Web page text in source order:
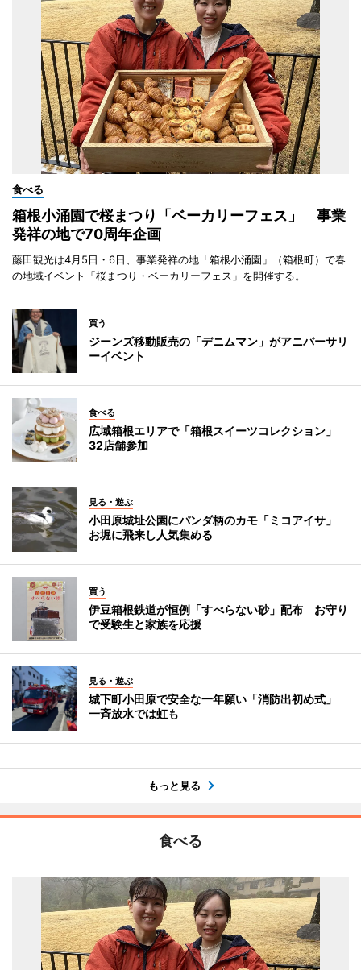
食べる
箱根小涌園で桜まつり「ベーカリーフェス」 事業
発祥の地で70周年企画
藤田観光は4月5日・6日、事業発祥の地「箱根小涌園」（箱根町）で春
の地域イベント「桜まつり・ベーカリーフェス」を開催する。
買う
ジーンズ移動販売の「デニムマン」がアニバーサリ
ーイベント
食べる
広域箱根エリアで「箱根スイーツコレクション」
32店舗参加
見る・遊ぶ
小田原城址公園にパンダ柄のカモ「ミコアイサ」
お堀に飛来し人気集める
買う
伊豆箱根鉄道が恒例「すべらない砂」配布 お守り
で受験生と家族を応援
見る・遊ぶ
城下町小田原で安全な一年願い「消防出初め式」
一斉放水では虹も
もっと見る
食べる